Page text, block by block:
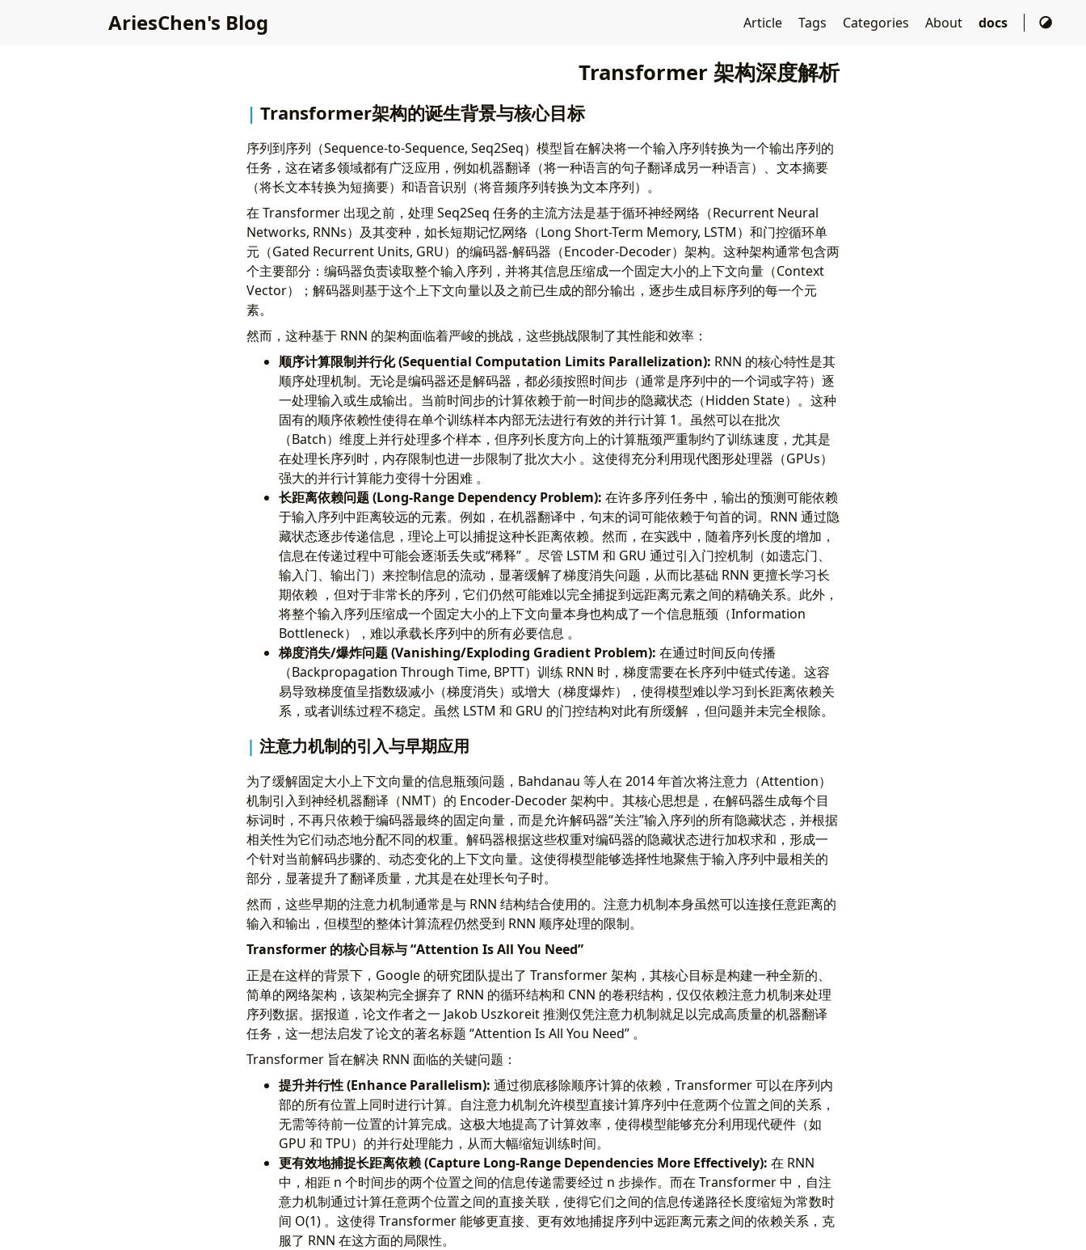
AriesChen's Blog Article Tags Categories About docs
Transformer 架构深度解析
Transformer架构的诞生背景与核心目标
序列到序列（Sequence-to-Sequence, Seq2Seq）模型旨在解决将一个输入序列转换为一个输出序列的
任务，这在诸多领域都有广泛应用，例如机器翻译（将一种语言的句子翻译成另一种语言）、文本摘要
（将长文本转换为短摘要）和语音识别（将音频序列转换为文本序列）。
在 Transformer 出现之前，处理 Seq2Seq 任务的主流方法是基于循环神经网络（Recurrent Neural
Networks, RNNs）及其变种，如长短期记忆网络（Long Short-Term Memory, LSTM）和门控循环单
元（Gated Recurrent Units, GRU）的编码器-解码器（Encoder-Decoder）架构。这种架构通常包含两
个主要部分：编码器负责读取整个输入序列，并将其信息压缩成一个固定大小的上下文向量（Context
Vector）；解码器则基于这个上下文向量以及之前已生成的部分输出，逐步生成目标序列的每一个元
素。
然而，这种基于 RNN 的架构面临着严峻的挑战，这些挑战限制了其性能和效率：
顺序计算限制并行化 (Sequential Computation Limits Parallelization): RNN 的核心特性是其
顺序处理机制。无论是编码器还是解码器，都必须按照时间步（通常是序列中的一个词或字符）逐
一处理输入或生成输出。当前时间步的计算依赖于前一时间步的隐藏状态（Hidden State）。这种
固有的顺序依赖性使得在单个训练样本内部无法进行有效的并行计算 1。虽然可以在批次
（Batch）维度上并行处理多个样本，但序列长度方向上的计算瓶颈严重制约了训练速度，尤其是
在处理长序列时，内存限制也进一步限制了批次大小 。这使得充分利用现代图形处理器（GPUs）
强大的并行计算能力变得十分困难 。
长距离依赖问题 (Long-Range Dependency Problem): 在许多序列任务中，输出的预测可能依赖
于输入序列中距离较远的元素。例如，在机器翻译中，句末的词可能依赖于句首的词。RNN 通过隐
藏状态逐步传递信息，理论上可以捕捉这种长距离依赖。然而，在实践中，随着序列长度的增加，
信息在传递过程中可能会逐渐丢失或“稀释” 。尽管 LSTM 和 GRU 通过引入门控机制（如遗忘门、
输入门、输出门）来控制信息的流动，显著缓解了梯度消失问题，从而比基础 RNN 更擅长学习长
期依赖 ，但对于非常长的序列，它们仍然可能难以完全捕捉到远距离元素之间的精确关系。此外，
将整个输入序列压缩成一个固定大小的上下文向量本身也构成了一个信息瓶颈（Information
Bottleneck），难以承载长序列中的所有必要信息 。
梯度消失/爆炸问题 (Vanishing/Exploding Gradient Problem): 在通过时间反向传播
（Backpropagation Through Time, BPTT）训练 RNN 时，梯度需要在长序列中链式传递。这容
易导致梯度值呈指数级减小（梯度消失）或增大（梯度爆炸），使得模型难以学习到长距离依赖关
系，或者训练过程不稳定。虽然 LSTM 和 GRU 的门控结构对此有所缓解 ，但问题并未完全根除。
注意力机制的引入与早期应用
为了缓解固定大小上下文向量的信息瓶颈问题，Bahdanau 等人在 2014 年首次将注意力（Attention）
机制引入到神经机器翻译（NMT）的 Encoder-Decoder 架构中。其核心思想是，在解码器生成每个目
标词时，不再只依赖于编码器最终的固定向量，而是允许解码器“关注”输入序列的所有隐藏状态，并根据
相关性为它们动态地分配不同的权重。解码器根据这些权重对编码器的隐藏状态进行加权求和，形成一
个针对当前解码步骤的、动态变化的上下文向量。这使得模型能够选择性地聚焦于输入序列中最相关的
部分，显著提升了翻译质量，尤其是在处理长句子时。
然而，这些早期的注意力机制通常是与 RNN 结构结合使用的。注意力机制本身虽然可以连接任意距离的
输入和输出，但模型的整体计算流程仍然受到 RNN 顺序处理的限制。
Transformer 的核心目标与 “Attention Is All You Need”
正是在这样的背景下，Google 的研究团队提出了 Transformer 架构，其核心目标是构建一种全新的、
简单的网络架构，该架构完全摒弃了 RNN 的循环结构和 CNN 的卷积结构，仅仅依赖注意力机制来处理
序列数据。据报道，论文作者之一 Jakob Uszkoreit 推测仅凭注意力机制就足以完成高质量的机器翻译
任务，这一想法启发了论文的著名标题 “Attention Is All You Need” 。
Transformer 旨在解决 RNN 面临的关键问题：
提升并行性 (Enhance Parallelism): 通过彻底移除顺序计算的依赖，Transformer 可以在序列内
部的所有位置上同时进行计算。自注意力机制允许模型直接计算序列中任意两个位置之间的关系，
无需等待前一位置的计算完成。这极大地提高了计算效率，使得模型能够充分利用现代硬件（如
GPU 和 TPU）的并行处理能力，从而大幅缩短训练时间。
更有效地捕捉长距离依赖 (Capture Long-Range Dependencies More Effectively): 在 RNN
中，相距 n 个时间步的两个位置之间的信息传递需要经过 n 步操作。而在 Transformer 中，自注
意力机制通过计算任意两个位置之间的直接关联，使得它们之间的信息传递路径长度缩短为常数时
间 O(1) 。这使得 Transformer 能够更直接、更有效地捕捉序列中远距离元素之间的依赖关系，克
服了 RNN 在这方面的局限性。